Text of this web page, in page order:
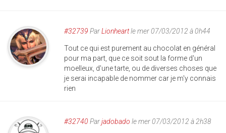
#32739 ParLionheartle mer 07/03/2012 à 0h44
Tout ce qui est purement au chocolat en général
pour ma part, que ce soit sout la forme d'un
moelleux, d'une tarte, ou de diverses choses que
je serai incapable de nommer car je m'y connais
rien
#32740 Parjadobado le mer 07/03/2012 à 2h38